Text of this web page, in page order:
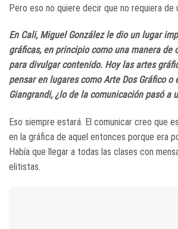
Pero eso no quiere decir que no requiera de
En Cali, Miguel González le dio un lugar
gráficas, en principio como una manera de
para divulgar contenido. Hoy las artes
pensar en lugares como Arte Dos Gráfico
Giangrandi, ¿lo de la comunicación pasó a
Eso siempre estará. El comunicar creo que
en la gráfica de aquel entonces porque era
Había que llegar a todas las clases con
elitistas.